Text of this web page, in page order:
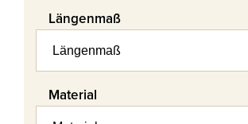
Längenmaß
Material